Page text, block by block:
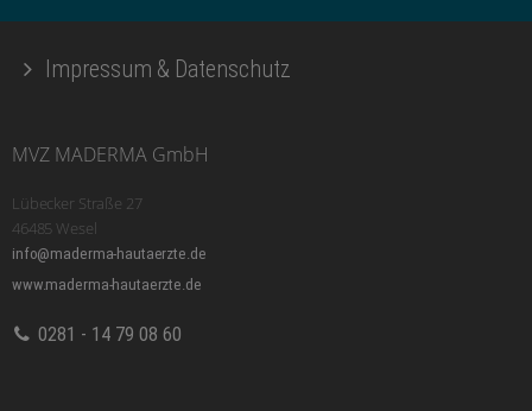
Impressum & Datenschutz
MVZ MADERMA GmbH
Lübecker Straße 27
46485 Wesel
info@maderma-hautaerzte.de
www.maderma-hautaerzte.de
0281 - 14 79 08 60